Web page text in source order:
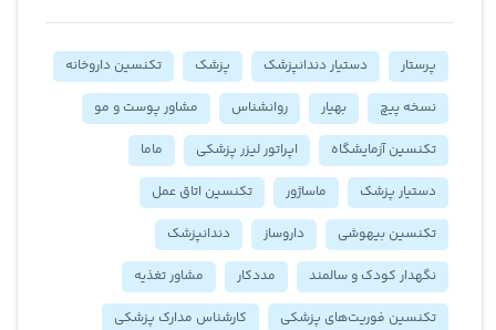
پرستار دستیار دندانپزشک پزشک
تکنسین داروخانه
نسخه پیچ
بهیار روانشناس
مشاور پوست و مو
تکنسین آزمایشگاه
اپراتور لیزر پزشکی
ماما
دستیار پزشک
ماساژور
تکنسین اتاق عمل
تکنسین بیهوشی
داروساز
دندانپزشک
نگهدار کودک و سالمند
مددکار
مشاور تغذیه
تکنسین فوریت‌های پزشکی
کارشناس مدارک پزشکی